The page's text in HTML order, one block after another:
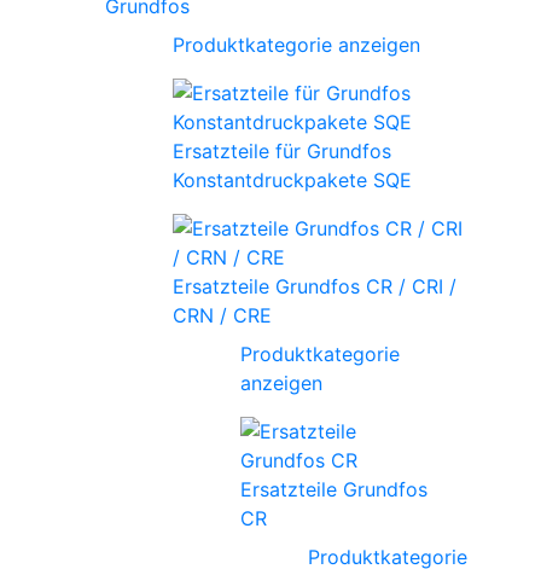
Grundfos
Produktkategorie anzeigen
Ersatzteile für Grundfos
Konstantdruckpakete SQE
Ersatzteile Grundfos CR / CRI /
CRN / CRE
Produktkategorie
anzeigen
Ersatzteile Grundfos
CR
Produktkategorie